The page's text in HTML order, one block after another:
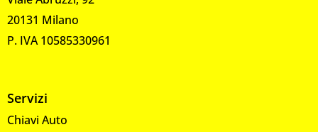
20131 Milano
P. IVA 10585330961
Servizi
Chiavi Auto